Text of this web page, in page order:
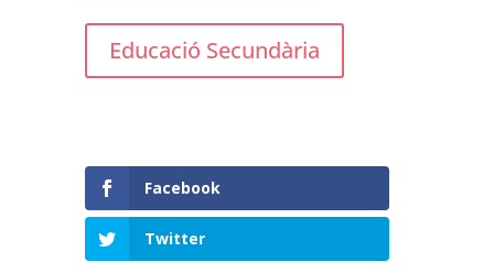
Educació Secundària
Facebook
Twitter